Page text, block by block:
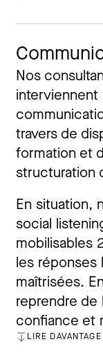
Nos
interviennent
travers de
formation et
structuration
En situation,
social
mobilisables
les réponses
maîtrisées.
reprendre de
confiance et
LIRE DAVANTAGE